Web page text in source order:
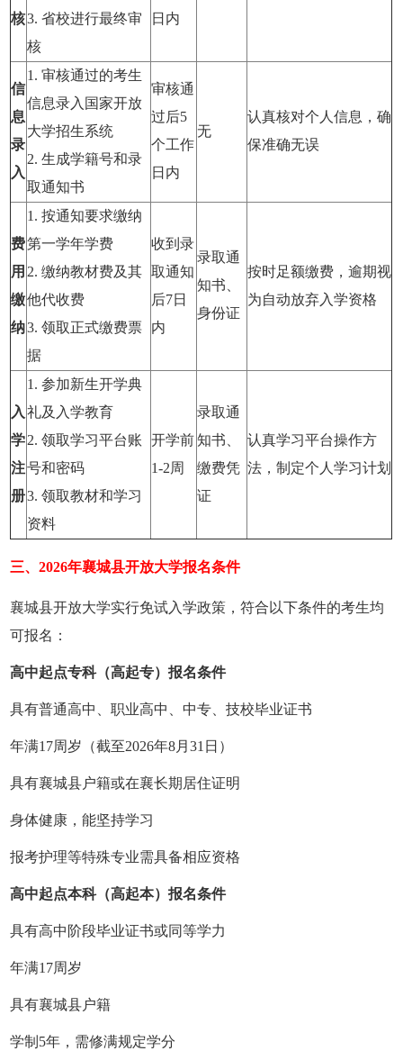
核3. 省校进行最终审
核
日内
信
息
录
入
1. 审核通过的考生
信息录入国家开放
大学招生系统
2. 生成学籍号和录
取通知书
审核通
过后5
个工作
日内
无
认真核对个人信息，确
保准确无误
费
用
缴
纳
1. 按通知要求缴纳
第一学年学费
2. 缴纳教材费及其
他代收费
3. 领取正式缴费票
据
收到录
取通知
后7日
内
录取通
知书、
身份证
按时足额缴费，逾期视
为自动放弃入学资格
入
学
注
册
1. 参加新生开学典
礼及入学教育
2. 领取学习平台账
号和密码
3. 领取教材和学习
资料
开学前
1-2周
录取通
知书、
缴费凭
证
认真学习平台操作方
法，制定个人学习计划
三、2026年襄城县开放大学报名条件
襄城县开放大学实行免试入学政策，符合以下条件的考生均
可报名：
高中起点专科（高起专）报名条件
具有普通高中、职业高中、中专、技校毕业证书
年满17周岁（截至2026年8月31日）
具有襄城县户籍或在襄长期居住证明
身体健康，能坚持学习
报考护理等特殊专业需具备相应资格
高中起点本科（高起本）报名条件
具有高中阶段毕业证书或同等学力
年满17周岁
具有襄城县户籍
学制5年，需修满规定学分